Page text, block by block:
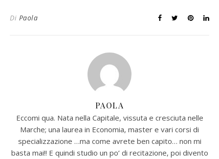
Di Paola
PAOLA
Eccomi qua. Nata nella Capitale, vissuta e cresciuta nelle
Marche; una laurea in Economia, master e vari corsi di
specializzazione …ma come avrete ben capito… non mi
basta mai!! E quindi studio un po’ di recitazione, poi divento